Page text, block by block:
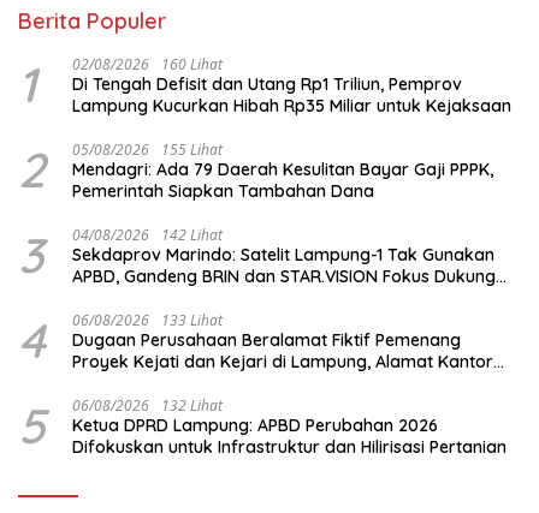
Berita Populer
1 02/08/2026 160 Lihat
Di Tengah Defisit dan Utang Rp1 Triliun, Pemprov
Lampung Kucurkan Hibah Rp35 Miliar untuk Kejaksaan
2 05/08/2026 155 Lihat
Mendagri: Ada 79 Daerah Kesulitan Bayar Gaji PPPK,
Pemerintah Siapkan Tambahan Dana
3 04/08/2026 142 Lihat
Sekdaprov Marindo: Satelit Lampung-1 Tak Gunakan
APBD, Gandeng BRIN dan STAR.VISION Fokus Dukung
4 06/08/2026 133 Lihat
Dugaan Perusahaan Beralamat Fiktif Pemenang
Proyek Kejati dan Kejari di Lampung, Alamat Kantor
PKPCK Disorot
5 06/08/2026 132 Lihat
Ketua DPRD Lampung: APBD Perubahan 2026
Difokuskan untuk Infrastruktur dan Hilirisasi Pertanian